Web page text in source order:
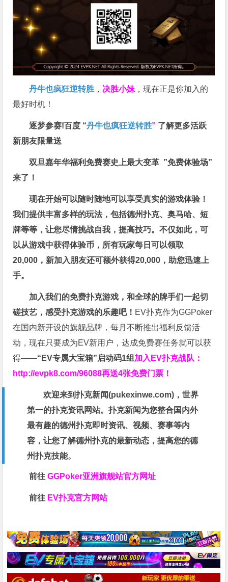
丹牛也疯狂逆转胜 ， 决胜小妹 ，现在正是你加入的
最好时机！
逐梦参赛!百度 “丹牛也疯狂逆转胜” 了解更多活跃
新朋友限量送
双旦嘉年华福利免费赛史上最大变革 ”免费体验场”
来了！
现在开始可以随时随地可以享受真实的游戏体验！
我们提供丰富多样的玩法，包括德州扑克、奥马哈、短
牌等等，让您尽情挑战自我，提高技巧。不仅如此，可
以从游戏中获得体验币，所有玩家每日可以领取
20,000，新加入朋友还可额外获得20,000，助您迅速上
手。
加入我们的免费扑克游戏，和全球的牌手们一起切
磋技艺，感受扑克游戏的乐趣吧！ EV扑克作为GGPoker
在国内新开设的旗舰品牌，每月不断推出福利反馈活
动，现在只要成为EV新用户，达成免费赛任务就可以获
得——“EV专属大宝箱”启动码1组 加入EV扑克战队：
http://evpk8.com/96088再送4张免费门票！
欢迎来到扑克新闻(pukexinwe.com)，世界
第一的扑克资讯网站。扑克新闻为您整合国内外
最有趣的德州扑克即时资讯、视频、赛事等内
容，让您了解德州扑克的最新动态，提高您的德
州扑克技能。
前往GGPoker亚洲旗舰站官方网址
前往 EV扑克官方网站